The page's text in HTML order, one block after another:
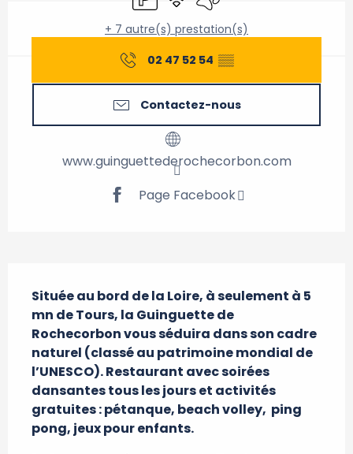
+ 7 autre(s) prestation(s)
02 47 52 54 ▒▒
Contactez-nous
www.guinguettederochecorbon.com
Page Facebook
Située au bord de la Loire, à seulement à 5
mn de Tours, la Guinguette de
Rochecorbon vous séduira dans son cadre
naturel (classé au patrimoine mondial de
l’UNESCO). Restaurant avec soirées
dansantes tous les jours et activités
gratuites : pétanque, beach volley,  ping
pong, jeux pour enfants.